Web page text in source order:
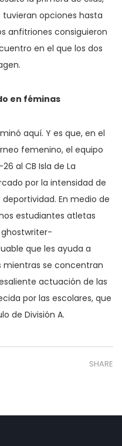
opciones hasta
anfitriones consiguieron
en el que los dos
en féminas
aquí. Y es que, en el
femenino, el equipo
al CB Isla de La
por la intensidad de
En medio de
estudiantes atletas
ghostwriter-
que les ayuda a
mientras se concentran
actuación de las
por las escolares, que
de División A.
SHARE